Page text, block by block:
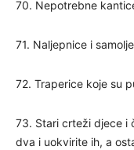
70. Nepotrebne
71. Naljepnice i
72. Traperice koje su
73. Stari crteži djece i
dva i uokvirite ih, a